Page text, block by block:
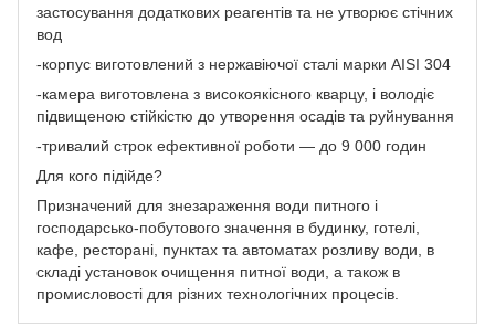
застосування додаткових реагентів та не утворює стічних
вод
-корпус виготовлений з нержавіючої сталі марки AISI 304
-камера виготовлена з високоякісного кварцу, і володіє
підвищеною стійкістю до утворення осадів та руйнування
-тривалий строк ефективної роботи — до 9 000 годин
Для кого підійде?
Призначений для знезараження води питного і
господарсько-побутового значення в будинку, готелі,
кафе, ресторані, пунктах та автоматах розливу води, в
складі установок очищення питної води, а також в
промисловості для різних технологічних процесів.